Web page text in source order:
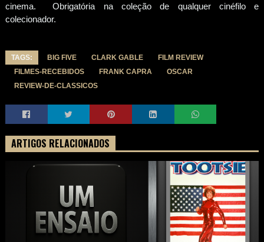
cinema. Obrigatória na coleção de qualquer cinéfilo e
colecionador.
TAGS: BIG FIVE CLARK GABLE
FILM REVIEW
FILMES-RECEBIDOS
FRANK CAPRA
OSCAR
REVIEW-DE-CLASSICOS
ARTIGOS RELACIONADOS